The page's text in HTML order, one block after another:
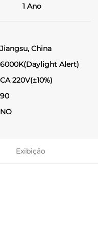
1 Ano
Jiangsu, China
6000K(Daylight Alert)
CA 220V(±10%)
90
NO
Exibição